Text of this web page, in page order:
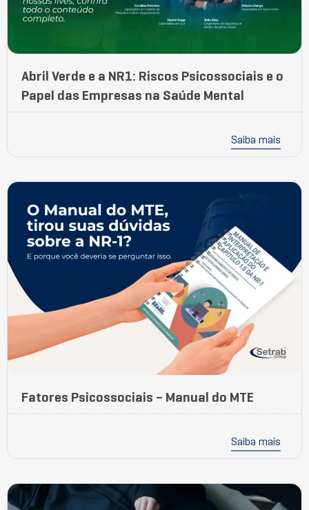
Abril Verde e a NR1: Riscos Psicossociais e o
Papel das Empresas na Saúde Mental
Saiba mais
Fatores Psicossociais – Manual do MTE
Saiba mais